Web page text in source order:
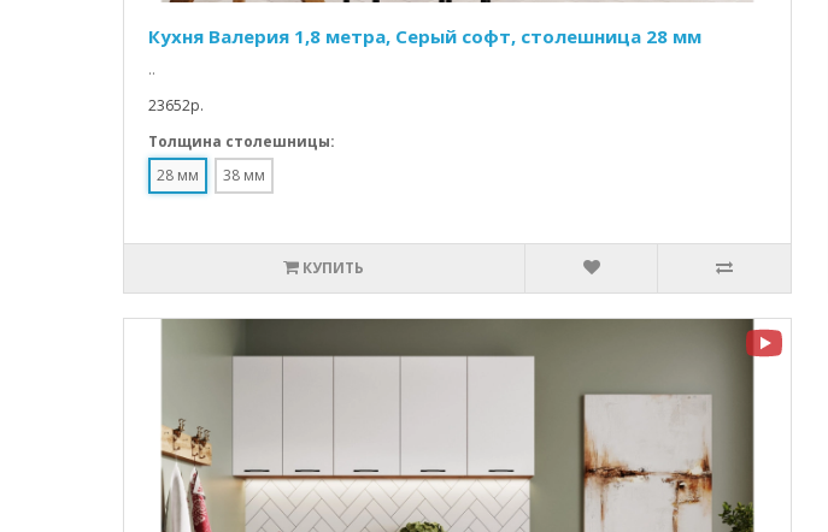
Кухня Валерия 1,8 метра, Серый софт, столешница 28 мм
..
23652p.
Толщина столешницы:
28 мм
38 мм
КУПИТЬ